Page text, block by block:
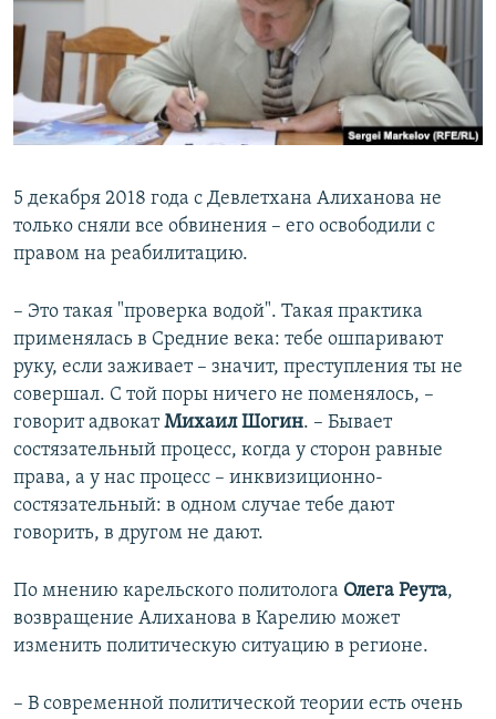
5 декабря 2018 года с Девлетхана Алиханова не
только сняли все обвинения – его освободили с
правом на реабилитацию.
– Это такая "проверка водой". Такая практика
применялась в Средние века: тебе ошпаривают
руку, если заживает – значит, преступления ты не
совершал. С той поры ничего не поменялось, –
говорит адвокатМихаил Шогин. – Бывает
состязательный процесс, когда у сторон равные
права, а у нас процесс – инквизиционно-
состязательный: в одном случае тебе дают
говорить, в другом не дают.
По мнению карельского политолога Олега Реута,
возвращение Алиханова в Карелию может
изменить политическую ситуацию в регионе.
– В современной политической теории есть очень